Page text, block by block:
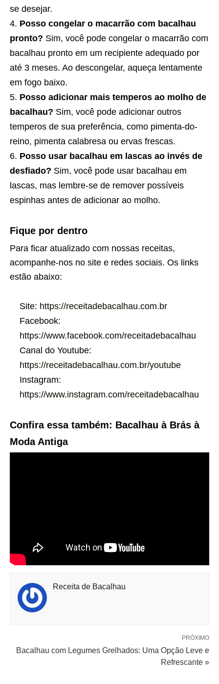
se desejar.
Posso congelar o macarrão com bacalhau
pronto? Sim, você pode congelar o macarrão com
bacalhau pronto em um recipiente adequado por
até 3 meses. Ao descongelar, aqueça lentamente
em fogo baixo.
Posso adicionar mais temperos ao molho de
bacalhau? Sim, você pode adicionar outros
temperos de sua preferência, como pimenta-do-
reino, pimenta calabresa ou ervas frescas.
Posso usar bacalhau em lascas ao invés de
desfiado? Sim, você pode usar bacalhau em
lascas, mas lembre-se de remover possíveis
espinhas antes de adicionar ao molho.
Fique por dentro
Para ficar atualizado com nossas receitas,
acompanhe-nos no site e redes sociais. Os links
estão abaixo:
Site: https://receitadebacalhau.com.br
Facebook:
https://www.facebook.com/receitadebacalhau
Canal do Youtube:
https://receitadebacalhau.com.br/youtube
Instagram:
https://www.instagram.com/receitadebacalhau
Confira essa também: Bacalhau à Brás à
Moda Antiga
Receita de Bacalhau
PRÓXIMO
Bacalhau com Legumes Grelhados: Uma Opção Leve e
Refrescante »